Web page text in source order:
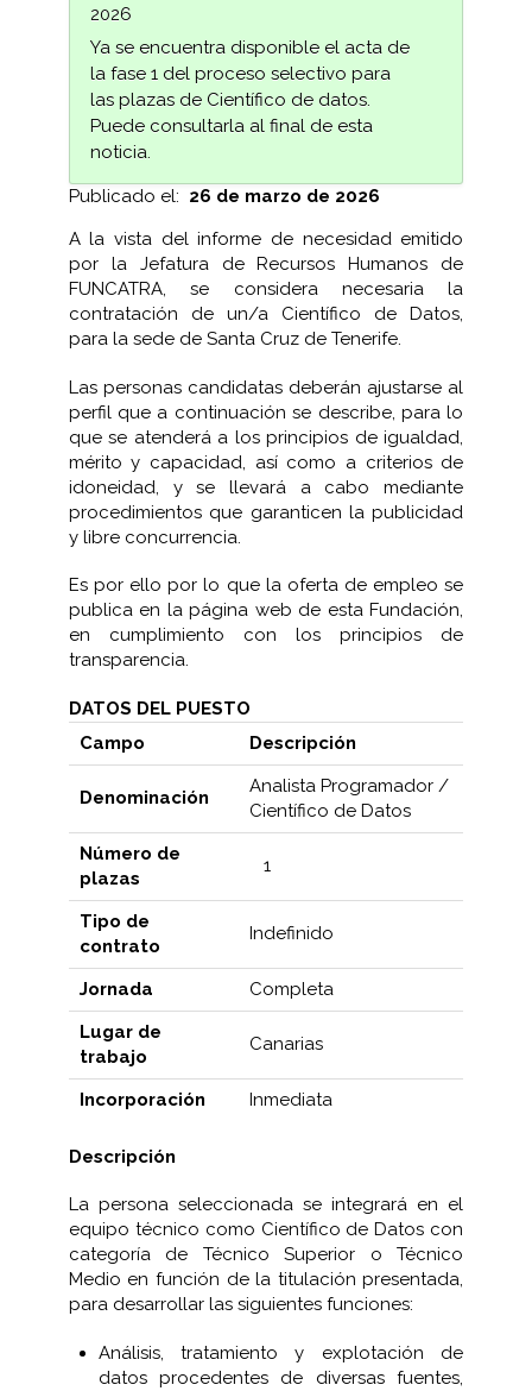
2026
Ya se encuentra disponible el acta de
la fase 1 del proceso selectivo para
las plazas de Científico de datos.
Puede consultarla al final de esta
noticia.
Publicado el: 26 de marzo de 2026
A la vista del informe de necesidad emitido
por la Jefatura de Recursos Humanos de
FUNCATRA, se considera necesaria la
contratación de un/a Científico de Datos,
para la sede de Santa Cruz de Tenerife.
Las personas candidatas deberán ajustarse al
perfil que a continuación se describe, para lo
que se atenderá a los principios de igualdad,
mérito y capacidad, así como a criterios de
idoneidad, y se llevará a cabo mediante
procedimientos que garanticen la publicidad
y libre concurrencia.
Es por ello por lo que la oferta de empleo se
publica en la página web de esta Fundación,
en cumplimiento con los principios de
transparencia.
DATOS DEL PUESTO
Campo
Descripción
Denominación
Analista Programador /
Científico de Datos
Número de
plazas
1
Tipo de
contrato
Indefinido
Jornada
Completa
Lugar de
trabajo
Canarias
Incorporación Inmediata
Descripción
La persona seleccionada se integrará en el
equipo técnico como Científico de Datos con
categoría de Técnico Superior o Técnico
Medio en función de la titulación presentada,
para desarrollar las siguientes funciones:
Análisis, tratamiento y explotación de
datos procedentes de diversas fuentes,